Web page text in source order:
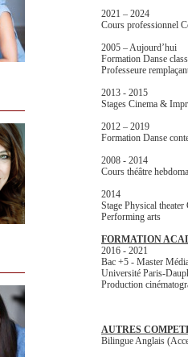
2021 – 2024
Cours professionnel
2005 – Aujourd’hui
Formation Danse
Professeure
2013 - 2015
Stages Cinema &
2012 – 2019
Formation Danse
2008 - 2014
Cours théâtre
2014
Stage Physical
Performing arts
FORMATION
2016 - 2021
Bac +5 - Master
Université Paris-
Production
AUTRES
Bilingue Anglais